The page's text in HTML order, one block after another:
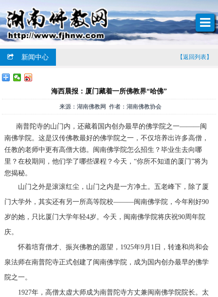
新闻中心 【返回列表】
海西晨报：厦门藏着一所佛教界“哈佛”
来源：湖南佛教网 作者：湖南佛教协会
南普陀寺的山门内，还藏着国内创办最早的佛学院之一———闽
南佛学院。这是汉传佛教最好的佛学院之一，不仅培养出许多高僧，
任教的老师中更有高僧大德。闽南佛学院怎么招生？毕业生去向哪
里？在校期间，他们学了哪些课程？今天，“你所不知道的厦门”将为
您揭秘。
山门之外是滚滚红尘，山门之内是一方净土。五老峰下，除了厦
门大学外，其实还有另一所高等院校———闽南佛学院，今年刚好90
岁的她，只比厦门大学年轻4岁。今天，闽南佛学院将庆祝90周年院
庆。
怀着培育僧才、振兴佛教的愿望，1925年9月1日，转逢和尚和会
泉法师在南普陀寺正式创建了闽南佛学院，成为国内创办最早的佛学
院之一。
1927年，高僧太虚大师成为南普陀寺方丈兼闽南佛学院院长。太